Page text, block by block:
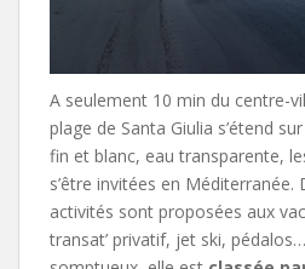
A seulement 10 min du centre-
plage de Santa Giulia s’étend
fin et blanc, eau transparente,
s’être invitées en Méditerranée.
activités sont proposées aux
transat’ privatif, jet ski,